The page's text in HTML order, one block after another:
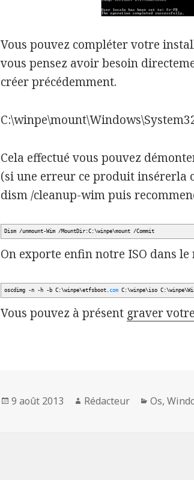
Vous pouvez compléter votre
vous pensez avoir besoin
créer précédemment.
Cela effectué vous pouvez
(si une erreur ce produit insérerla
dism /cleanup-wim puis
Dism /unmount-Wim /MountDir:C:\winpe\mount /Commit
On exporte enfin notre ISO dans
oscdimg -n -h -b C:\winpe\etfsboot.com C:\winpe\iso
Vous pouvez à présent graver
Publié
9 août 2013 Auteur
Rédacteur Os,